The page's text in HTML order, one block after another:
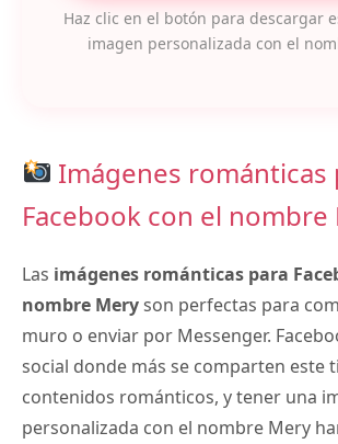
Haz clic en el botón para descargar
imagen personalizada con el
Imágenes románticas
Facebook con el nombre
Las imágenes románticas para
nombre Meryson perfectas para
muro o enviar por Messenger.
social donde más se comparten este
contenidos románticos, y tener una
personalizada con el nombre Mery